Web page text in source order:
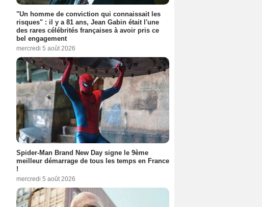
"Un homme de conviction qui connaissait les
risques" : il y a 81 ans, Jean Gabin était l'une
des rares célébrités françaises à avoir pris ce
bel engagement
mercredi 5 août 2026
Spider-Man Brand New Day signe le 9ème
meilleur démarrage de tous les temps en France
!
mercredi 5 août 2026